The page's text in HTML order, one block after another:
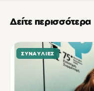
Δείτε περισσότερα
ΣΥΝΑΥΛΊΕΣ